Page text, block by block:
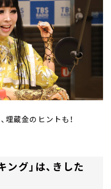
埋蔵金のヒントも！
ング」は、きした